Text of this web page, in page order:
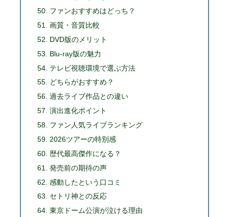
ファンおすすめはどっち？
画質・音質比較
DVD版のメリット
Blu-ray版の魅力
テレビ視聴環境で選ぶ方法
どちらがおすすめ？
過去ライブ作品との違い
演出進化ポイント
ファン人気ライブランキング
2026ツアーの特別感
歴代最高傑作になる？
発売前の期待の声
感動したという口コミ
セトリ神との反応
東京ドーム公演が泣ける理由